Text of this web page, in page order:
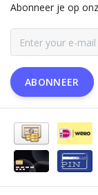
Abonneer je op
ABONNEER